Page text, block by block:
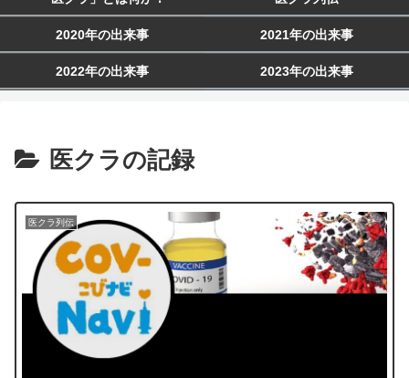
2020年の出来事 2021年の出来事
2022年の出来事 2023年の出来事
医クラの記録
医クラ列伝